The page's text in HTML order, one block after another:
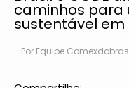
caminhos para
sustentável
Por Equipe